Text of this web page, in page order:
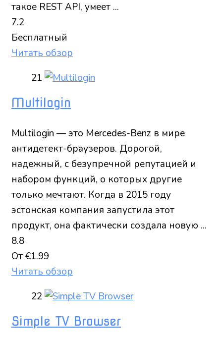
такое REST API, умеет ...
7.2
Бесплатный
Читать обзор
21
Multilogin
Multilogin — это Mercedes-Benz в мире
антидетект-браузеров. Дорогой,
надежный, с безупречной репутацией и
набором функций, о которых другие
только мечтают. Когда в 2015 году
эстонская компания запустила этот
продукт, она фактически создала новую ...
8.8
От €1.99
Читать обзор
22
Simple TV Browser